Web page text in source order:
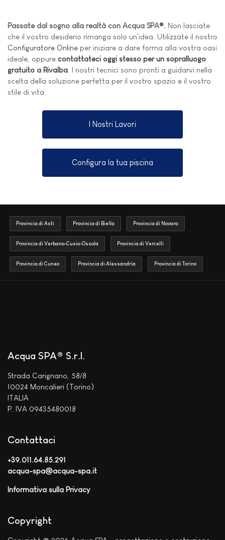
Passate dal sogno alla realtà con Acqua SPA®. Non lasciate
che il vostro desiderio rimanga solo un'idea. Utilizzate il nostro
Configuratore Online per iniziare a dare forma alla vostra oasi
ideale, oppure contattateci oggi stesso per un sopralluogo
gratuito a Rivalba . I nostri tecnici sono pronti a guidarvi nella
scelta della soluzione perfetta per il vostro spazio e il vostro
stile di vita.
I Nostri Lavori
Configura la tua piscina
Provincia di Asti Provincia di Biella Provincia di Novara
Provincia di Verbano-Cusio-Ossola Provincia di Vercelli
Provincia di Cuneo Provincia di Alessandria Provincia di Torino
Acqua SPA® S.r.l.
Strada Carignano, 58/8
10024 Moncalieri (Torino)
ITALIA
P. IVA 09435480018
Contattaci
+39.011.64.85.291
acqua-spa@acqua-spa.it
Informativa sulla Privacy
Copyright